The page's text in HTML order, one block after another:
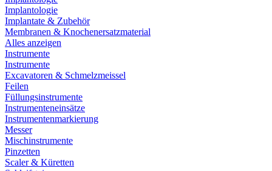
Implantologie
Implantate & Zubehör
Membranen & Knochenersatzmaterial
Alles anzeigen
Instrumente
Instrumente
Excavatoren & Schmelzmeissel
Feilen
Füllungsinstrumente
Instrumenteneinsätze
Instrumentenmarkierung
Messer
Mischinstrumente
Pinzetten
Scaler & Küretten